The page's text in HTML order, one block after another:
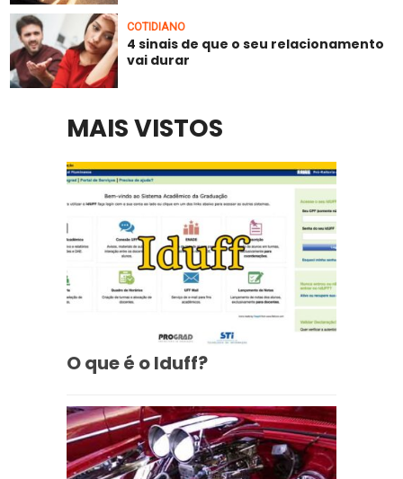
COTIDIANO
4 sinais de que o seu relacionamento
vai durar
MAIS VISTOS
O que é o Iduff?